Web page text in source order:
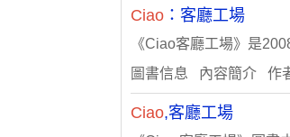
Ciao ：客廳工場
《Ciao客廳工場》是
圖書信息 內容簡介 作
Ciao,客廳工場